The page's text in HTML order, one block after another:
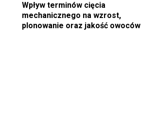
Wpływ terminów cięcia
mechanicznego na wzrost,
plonowanie oraz jakość owoców